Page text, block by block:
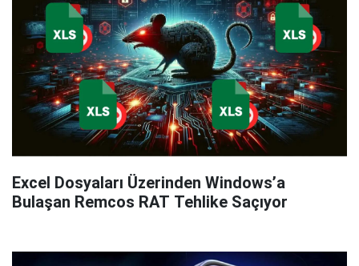
Excel Dosyaları Üzerinden Windows’a
Bulaşan Remcos RAT Tehlike Saçıyor